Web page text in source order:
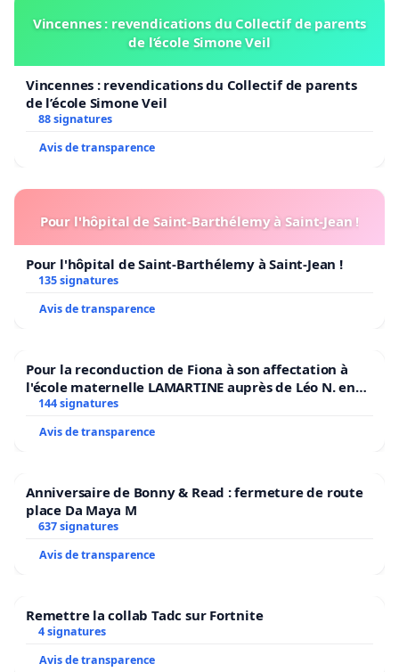
Vincennes : revendications du Collectif de parents
de l’école Simone Veil
Vincennes : revendications du Collectif de parents
de l’école Simone Veil
88 signatures
Avis de transparence
Pour l'hôpital de Saint-Barthélemy à Saint-Jean !
Pour l'hôpital de Saint-Barthélemy à Saint-Jean !
135 signatures
Avis de transparence
Pour la reconduction de Fiona à son affectation à
l'école maternelle LAMARTINE auprès de Léo N. en
2026/2027
144 signatures
Avis de transparence
Anniversaire de Bonny & Read : fermeture de route
place Da Maya M
637 signatures
Avis de transparence
Remettre la collab Tadc sur Fortnite
4 signatures
Avis de transparence